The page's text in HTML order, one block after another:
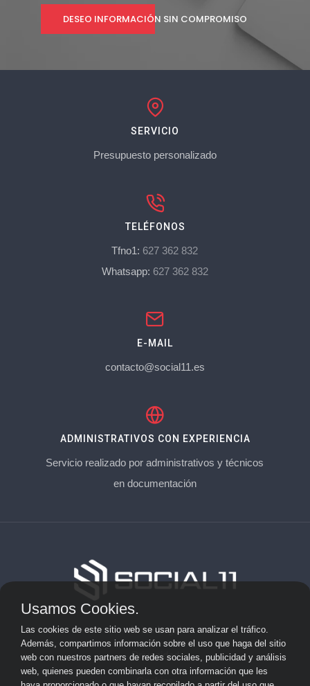
DESEO INFORMACIÓN SIN COMPROMISO
SERVICIO
Presupuesto personalizado
TELÉFONOS
Tfno1: 627 362 832
Whatsapp: 627 362 832
E-MAIL
contacto@social11.es
ADMINISTRATIVOS CON EXPERIENCIA
Servicio realizado por administrativos y técnicos
en documentación
Aviso Legal
Privacidad
Cookies
Usamos Cookies.
Las cookies de este sitio web se usan para analizar el tráfico.
Además, compartimos información sobre el uso que haga del sitio
web con nuestros partners de redes sociales, publicidad y análisis
web, quienes pueden combinarla con otra información que les